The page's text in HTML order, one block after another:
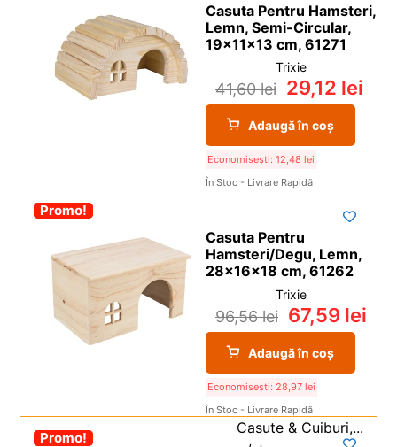
Casuta Pentru Hamsteri,
Lemn, Semi-Circular,
19x11x13 cm, 61271
Trixie
41,60lei 29,12 lei
Adaugă în coș
Economisești: 12,48 lei
În Stoc - Livrare Rapidă
-30%
Promo!
Casuta Pentru
Hamsteri/Degu, Lemn,
28x16x18 cm, 61262
Trixie
96,56lei 67,59 lei
Adaugă în coș
Economisești: 28,97 lei
În Stoc - Livrare Rapidă
-30%
Promo!